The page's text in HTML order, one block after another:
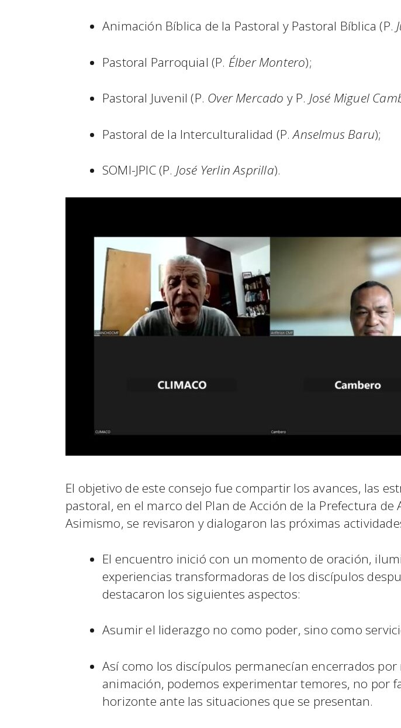
Animación Bíblica de la Pastoral y Pastoral Bíblica (P.
Pastoral Parroquial (P. Élber Montero);
Pastoral Juvenil (P. Over Mercado y P. José Miguel
Pastoral de la Interculturalidad (P.Anselmus Baru);
SOMI-JPIC (P. José Yerlin Asprilla).
El objetivo de este consejo fue compartir los avances, las
pastoral, en el marco del Plan de Acción de la Prefectura
Asimismo, se revisaron y dialogaron las próximas
El encuentro inició con un momento de oración,
experiencias transformadoras de los discípulos
destacaron los siguientes aspectos:
Asumir el liderazgo no como poder, sino como
Así como los discípulos permanecían encerrados
animación, podemos experimentar temores, no por
horizonte ante las situaciones que se presentan.